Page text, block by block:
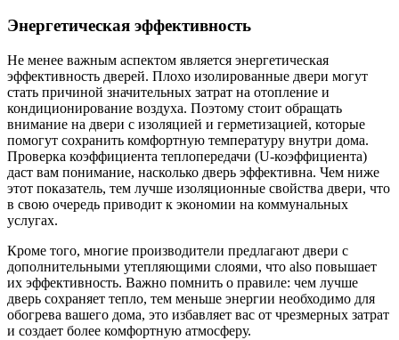
Энергетическая эффективность
Не менее важным аспектом является энергетическая
эффективность дверей. Плохо изолированные двери могут
стать причиной значительных затрат на отопление и
кондиционирование воздуха. Поэтому стоит обращать
внимание на двери с изоляцией и герметизацией, которые
помогут сохранить комфортную температуру внутри дома.
Проверка коэффициента теплопередачи (U-коэффициента)
даст вам понимание, насколько дверь эффективна. Чем ниже
этот показатель, тем лучше изоляционные свойства двери, что
в свою очередь приводит к экономии на коммунальных
услугах.
Кроме того, многие производители предлагают двери с
дополнительными утепляющими слоями, что also повышает
их эффективность. Важно помнить о правиле: чем лучше
дверь сохраняет тепло, тем меньше энергии необходимо для
обогрева вашего дома, это избавляет вас от чрезмерных затрат
и создает более комфортную атмосферу.